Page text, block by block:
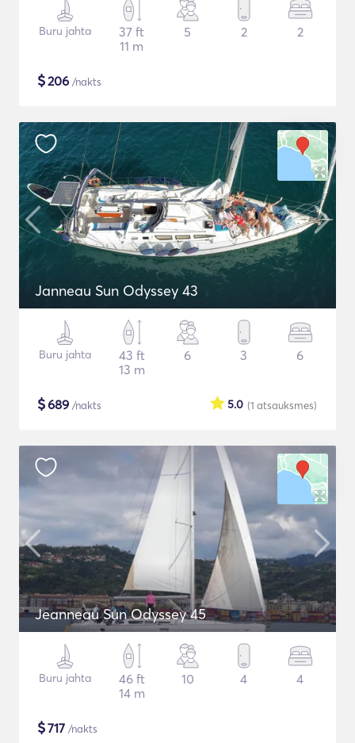
Buru jahta
37 ft
11 m
5 2 2
$206 /nakts
Janneau Sun Odyssey 43
Buru jahta
43 ft
13 m
6 3 6
$689 /nakts (1 atsauksmes)
5.0
Jeanneau Sun Odyssey 45
Buru jahta
46 ft
14 m
10 4 4
$717 /nakts